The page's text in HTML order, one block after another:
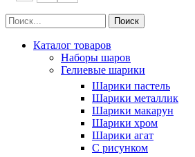
Поиск
Каталог товаров
Наборы шаров
Гелиевые шарики
Шарики пастель
Шарики металлик
Шарики макарун
Шарики хром
Шарики агат
С рисунком